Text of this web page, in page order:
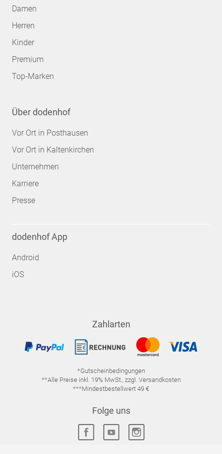
Damen
Herren
Kinder
Premium
Top-Marken
Über dodenhof
Vor Ort in Posthausen
Vor Ort in Kaltenkirchen
Unternehmen
Karriere
Presse
dodenhof App
Android
iOS
Zahlarten
*Gutscheinbedingungen
**Alle Preise inkl. 19% MwSt., zzgl. Versandkosten
***Mindestbestellwert 49 €
Folge uns